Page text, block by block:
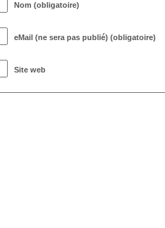
Nom (obligatoire)
eMail (ne sera pas publié) (obligatoire)
Site web